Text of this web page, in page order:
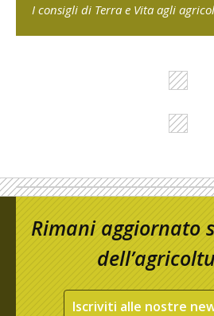
I consigli di Terra e Vita agli
Rimani aggiornato
Iscriviti alle nostre